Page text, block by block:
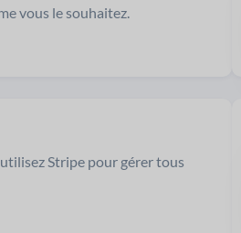
vous le souhaitez.
Stripe pour gérer tous